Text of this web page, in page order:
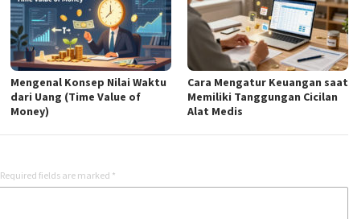
Mengenal Konsep Nilai Waktu
dari Uang (Time Value of
Money)
Cara Mengatur Keuangan saat
Memiliki Tanggungan Cicilan
Alat Medis
Required fields are marked *